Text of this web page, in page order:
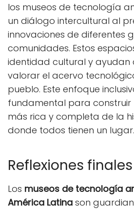
los museos de tecnología
un diálogo intercultural al
innovaciones de diferentes
comunidades. Estos
identidad cultural y ayudan
valorar el acervo
pueblo. Este enfoque
fundamental para construir
más rica y completa de la
donde todos tienen un lugar.
Reflexiones finales
Los museos de tecnología
América Latina son